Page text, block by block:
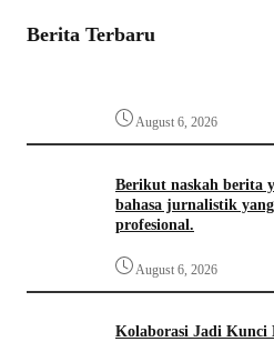
Berita Terbaru
August 6, 2026
Berikut naskah berita
bahasa jurnalistik
profesional.
August 6, 2026
Kolaborasi Jadi Kunci